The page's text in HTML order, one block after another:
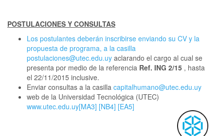
POSTULACIONES Y CONSULTAS
Los postulantes deberán inscribirse enviando su CV y la
propuesta de programa, a la casilla
postulaciones@utec.edu.uy aclarando el cargo al cual se
presenta por medio de la referencia Ref. ING 2/15 , hasta
el 22/11/2015 inclusive.
Enviar consultas a la casilla capitalhumano@utec.edu.uy
web de la Universidad Tecnológica (UTEC)
www.utec.edu.uy[MA3] [NB4] [EA5]